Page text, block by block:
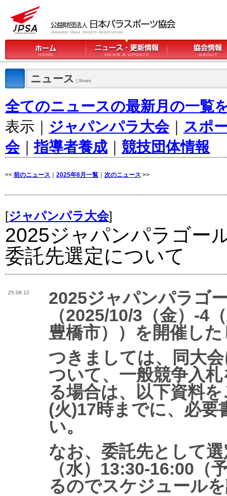
ニュース ｜News
全てのニュースの最新月の一覧
表示｜ ジャパンパラ大会｜ スポ
会｜指導者養成 ｜ 競技団体情報
<< 前のニュース 2025年8月一覧 次のニュース >>
[ジャパンパラ大会]
2025ジャパンパラゴー
委託先選定について
25.08.12
2025ジャパンパラゴ
（2025/10/3（金）-4
豊橋市））を開催し
つきましては、同大
ついて、一般競争入
る場合は、以下資料
(火)17時までに、必
い。
なお、委託先として
（水）13:30-16:00（
るのでスケジュール